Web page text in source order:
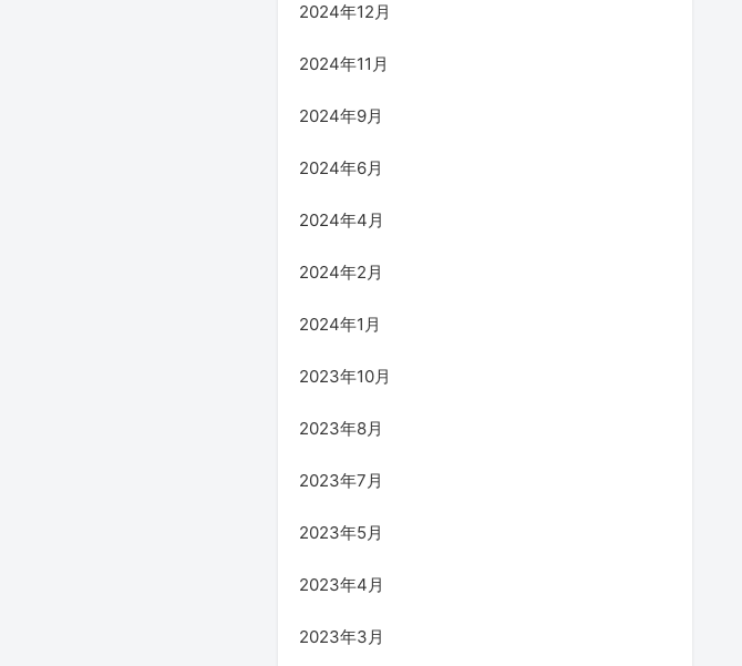
2024年12月
2024年11月
2024年9月
2024年6月
2024年4月
2024年2月
2024年1月
2023年10月
2023年8月
2023年7月
2023年5月
2023年4月
2023年3月